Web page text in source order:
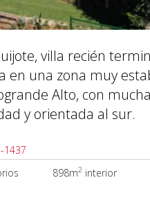
villa recién
en una zona muy
Alto, con mucha
y orientada al sur.
1437
898m2 interior